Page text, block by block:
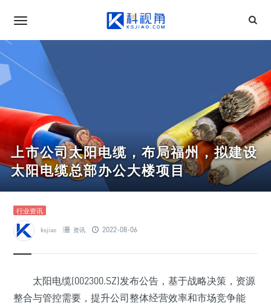
上市公司太阳电缆，布局福州，拟建设
太阳电缆总部办公大楼项目
行业资讯
ksjiao 资讯 2022-08-06
太阳电缆(002300.SZ)发布公告，基于战略决策，资源
整合与管控需要，提升公司整体经营效率和市场竞争能